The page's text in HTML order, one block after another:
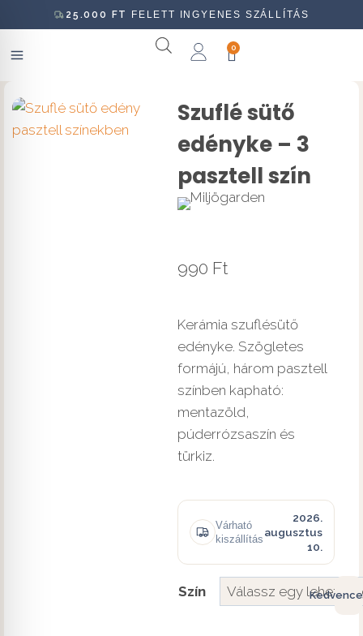
25.000 FT FELETT INGYENES SZÁLLÍTÁS
0
Szuflé sütő
edényke – 3
pasztell szín
990 Ft
Kerámia szuflésütő
edényke. Szögletes
formájú, három pasztell
színben kapható:
mentazöld,
púderrózsaszín és
türkiz.
Várható
kiszállítás
2026.
augusztus
10.
Szín